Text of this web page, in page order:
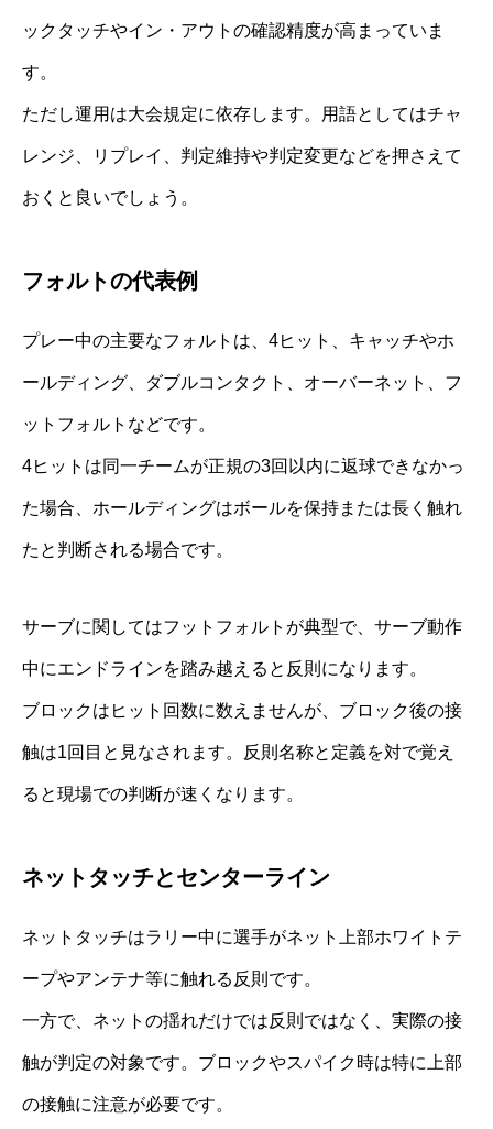
ックタッチやイン・アウトの確認精度が高まっていま
す。
ただし運用は大会規定に依存します。用語としてはチャ
レンジ、リプレイ、判定維持や判定変更などを押さえて
おくと良いでしょう。
フォルトの代表例
プレー中の主要なフォルトは、4ヒット、キャッチやホ
ールディング、ダブルコンタクト、オーバーネット、フ
ットフォルトなどです。
4ヒットは同一チームが正規の3回以内に返球できなかっ
た場合、ホールディングはボールを保持または長く触れ
たと判断される場合です。
サーブに関してはフットフォルトが典型で、サーブ動作
中にエンドラインを踏み越えると反則になります。
ブロックはヒット回数に数えませんが、ブロック後の接
触は1回目と見なされます。反則名称と定義を対で覚え
ると現場での判断が速くなります。
ネットタッチとセンターライン
ネットタッチはラリー中に選手がネット上部ホワイトテ
ープやアンテナ等に触れる反則です。
一方で、ネットの揺れだけでは反則ではなく、実際の接
触が判定の対象です。ブロックやスパイク時は特に上部
の接触に注意が必要です。